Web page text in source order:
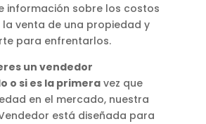
información sobre los costos
venta de una propiedad y
para enfrentarlos.
un vendedor
o si es la primeravez que
en el mercado, nuestra
está diseñada para